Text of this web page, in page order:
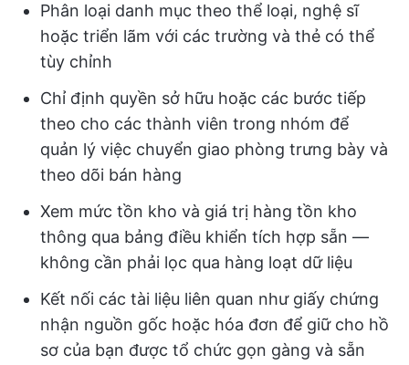
Phân loại danh mục theo thể loại, nghệ sĩ
hoặc triển lãm với các trường và thẻ có thể
tùy chỉnh
Chỉ định quyền sở hữu hoặc các bước tiếp
theo cho các thành viên trong nhóm để
quản lý việc chuyển giao phòng trưng bày và
theo dõi bán hàng
Xem mức tồn kho và giá trị hàng tồn kho
thông qua bảng điều khiển tích hợp sẵn —
không cần phải lọc qua hàng loạt dữ liệu
Kết nối các tài liệu liên quan như giấy chứng
nhận nguồn gốc hoặc hóa đơn để giữ cho hồ
sơ của bạn được tổ chức gọn gàng và sẵn